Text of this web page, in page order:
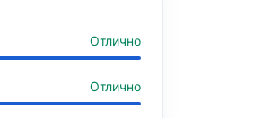
Отлично
Отлично